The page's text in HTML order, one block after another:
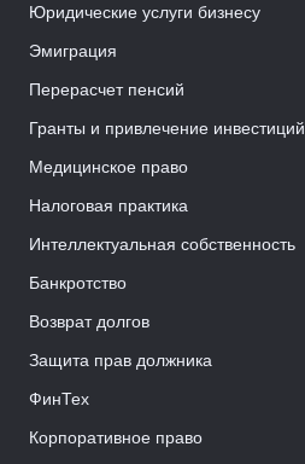
Юридические услуги бизнесу
Эмиграция
Перерасчет пенсий
Гранты и привлечение инвестиций
Медицинское право
Налоговая практика
Интеллектуальная собственность
Банкротство
Возврат долгов
Защита прав должника
ФинТех
Корпоративное право